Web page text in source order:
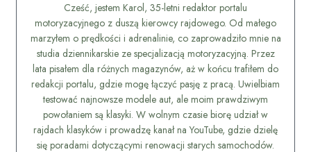
Cześć, jestem Karol, 35-letni redaktor portalu
motoryzacyjnego z duszą kierowcy rajdowego. Od małego
marzyłem o prędkości i adrenalinie, co zaprowadziło mnie na
studia dziennikarskie ze specjalizacją motoryzacyjną. Przez
lata pisałem dla różnych magazynów, aż w końcu trafiłem do
redakcji portalu, gdzie mogę łączyć pasję z pracą. Uwielbiam
testować najnowsze modele aut, ale moim prawdziwym
powołaniem są klasyki. W wolnym czasie biorę udział w
rajdach klasyków i prowadzę kanał na YouTube, gdzie dzielę
się poradami dotyczącymi renowacji starych samochodów.